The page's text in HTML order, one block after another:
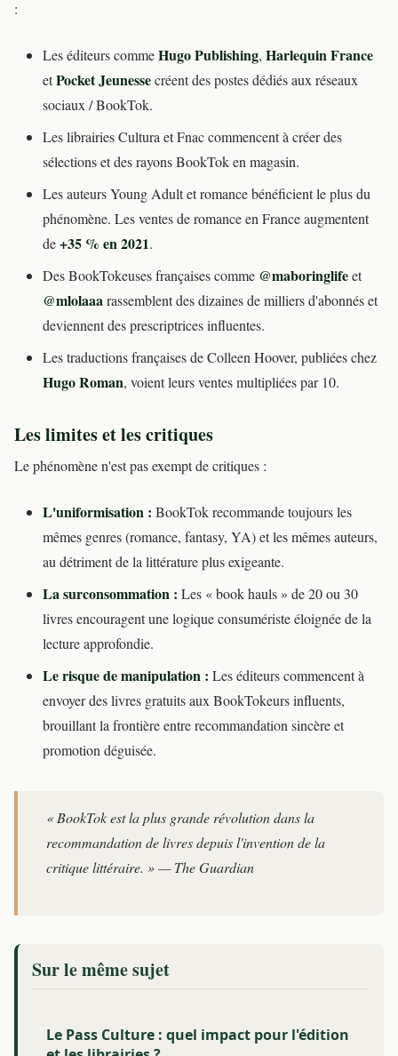
:
Les éditeurs commeHugo Publishing, Harlequin France
etPocket Jeunessecréent des postes dédiés aux réseaux
sociaux / BookTok.
Les librairies Cultura et Fnac commencent à créer des
sélections et des rayons BookTok en magasin.
Les auteurs Young Adult et romance bénéficient le plus du
phénomène. Les ventes de romance en France augmentent
de+35 % en 2021.
Des BookTokeuses françaises comme @maboringlifeet
@mlolaaarassemblent des dizaines de milliers d'abonnés et
deviennent des prescriptrices influentes.
Les traductions françaises de Colleen Hoover, publiées chez
Hugo Roman, voient leurs ventes multipliées par 10.
Les limites et les critiques
Le phénomène n'est pas exempt de critiques :
L'uniformisation : BookTok recommande toujours les
mêmes genres (romance, fantasy, YA) et les mêmes auteurs,
au détriment de la littérature plus exigeante.
La surconsommation : Les « book hauls » de 20 ou 30
livres encouragent une logique consumériste éloignée de la
lecture approfondie.
Le risque de manipulation : Les éditeurs commencent à
envoyer des livres gratuits aux BookTokeurs influents,
brouillant la frontière entre recommandation sincère et
promotion déguisée.
« BookTok est la plus grande révolution dans la
recommandation de livres depuis l'invention de la
critique littéraire. » — The Guardian
Sur le même sujet
Le Pass Culture : quel impact pour l'édition